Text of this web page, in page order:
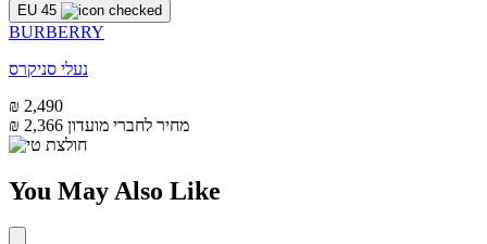
EU 45
BURBERRY
נעלי סניקרס
₪ 2,490
₪ 2,366 מחיר לחברי מועדון
You May Also Like